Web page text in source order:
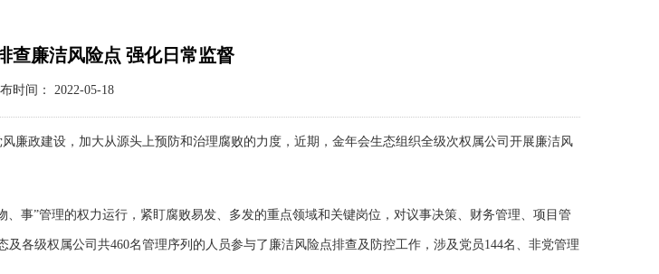
查廉洁风险点 强化日常监督
时间： 2022-05-18
廉政建设，加大从源头上预防和治理腐败的力度，近期，金年会生态组织全级次权属公司开展廉洁风
”管理的权力运行，紧盯腐败易发、多发的重点领域和关键岗位，对议事决策、财务管理、项目管
各级权属公司共460名管理序列的人员参与了廉洁风险点排查及防控工作，涉及党员144名、非党管理